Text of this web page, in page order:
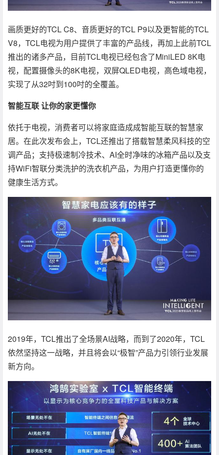
画质更好的TCL C8、音质更好的TCL P9以及更智能的TCL
V8，TCL电视为用户提供了丰富的产品线，再加上此前TCL
推出的诸多产品，目前TCL电视已经包含了MiniLED 8K电
视，配置摄像头的8K电视，双屏QLED电视，高色域电视，
实现了从32吋到100吋的全覆盖。
智能互联 让你的家更懂你
依托于电视，消费者可以将家庭造成成智能互联的智慧家
居。在此次发布会上，TCL还推出了搭载智慧柔风科技的空
调产品；支持极速制冷技术、AI全时净味的冰箱产品以及支
持WiFi智联分类洗护的洗衣机产品，为用户打造更懂你的
健康生活方式。
2019年，TCL推出了全场景AI战略，而到了2020年，TCL
依然坚持这一战略，并且将会以“极智”产品力引领行业发展
新方向。